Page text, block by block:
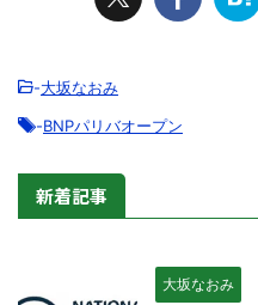
-大坂なおみ
-BNPパリバオープン
新着記事
大坂なおみ